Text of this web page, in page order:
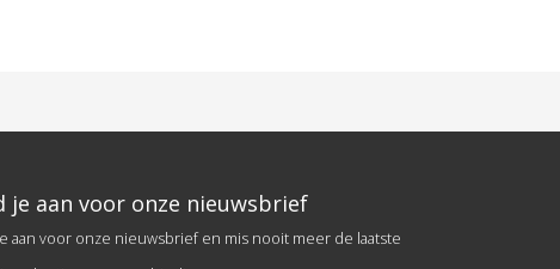
je aan voor onze nieuwsbrief
aan voor onze nieuwsbrief en mis nooit meer de laatste